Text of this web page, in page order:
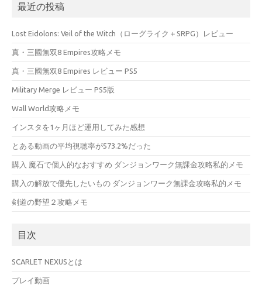
最近の投稿
Lost Eidolons: Veil of the Witch（ローグライク＋SRPG）レビュー
真・三國無双8 Empires攻略メモ
真・三國無双8 Empires レビュー PS5
Military Merge レビュー PS5版
Wall World攻略メモ
インスタを1ヶ月ほど運用してみた感想
とある動画の平均視聴率が573.2%だった
購入 魔石で個人的なおすすめ ダンジョンワーク無課金攻略私的メモ
購入の解放で優先したいもの ダンジョンワーク無課金攻略私的メモ
剣道の野望２攻略メモ
目次
SCARLET NEXUSとは
プレイ動画